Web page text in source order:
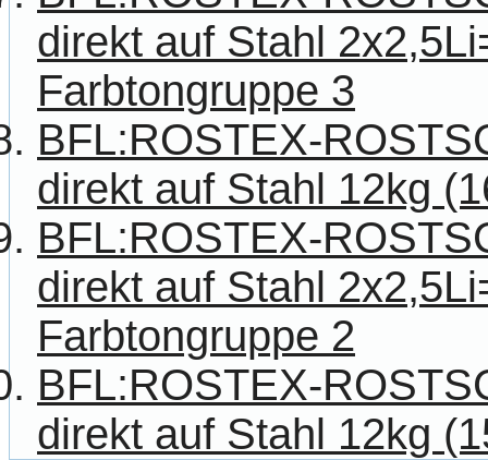
direkt auf Stahl
Farbtongruppe 3
BFL:ROSTEX-
direkt auf Stahl 12kg
BFL:ROSTEX-
direkt auf Stahl
Farbtongruppe 2
BFL:ROSTEX-
direkt auf Stahl 12kg